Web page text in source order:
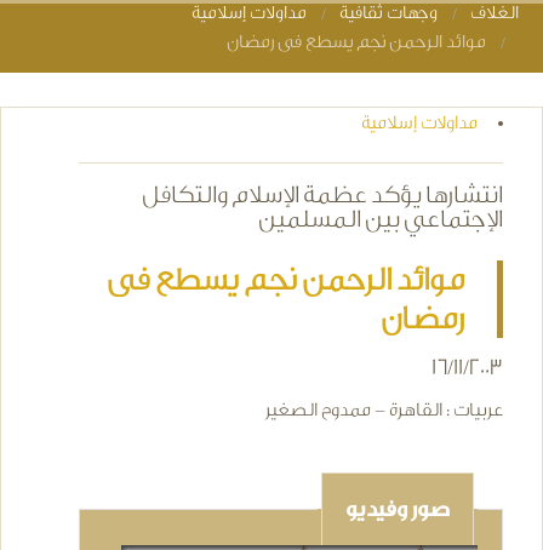
You are here
الغلاف وجهات ثقافية
مداولات إسلامية
موائد الرحمن نجم يسطع فى رمضان
مداولات إسلامية
انتشارها يؤكد عظمة الإسلام والتكافل
الإجتماعي بين المسلمين
موائد الرحمن نجم يسطع فى
رمضان
16/11/2003
عربيات : القاهرة - ممدوح الصغير
صور وفيديو